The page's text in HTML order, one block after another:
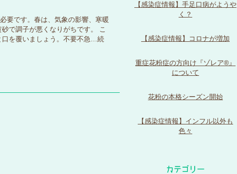
要です。春は、気象の影響、寒暖
で調子が悪くなりがちです。 こ
を覆いましょう。不要不急… 続
【感染症情報】手足口病がようや
く？
【感染症情報】コロナが増加
重症花粉症の方向け『ゾレア®』
について
花粉の本格シーズン開始
【感染症情報】インフル以外も
色々